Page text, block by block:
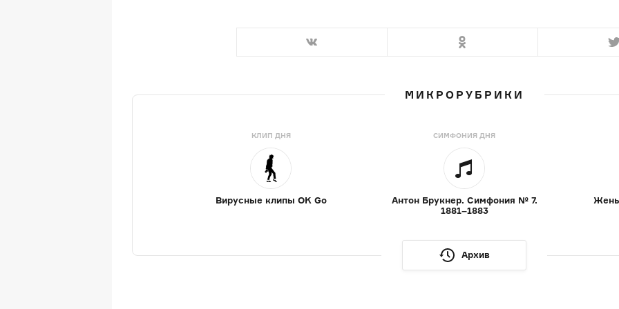
МИКРОРУБРИКИ
КЛИП ДНЯ
Вирусные клипы OK Go
СИМФОНИЯ ДНЯ
Антон Брукнер. Симфония № 7.
1881–1883
Архив